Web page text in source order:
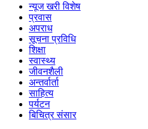
न्यूज खरी विशेष
प्रवास
अपराध
सूचना प्रविधि
शिक्षा
स्वास्थ्य
जीवनशैली
अन्तर्वार्ता
साहित्य
पर्यटन
बिचित्र संसार